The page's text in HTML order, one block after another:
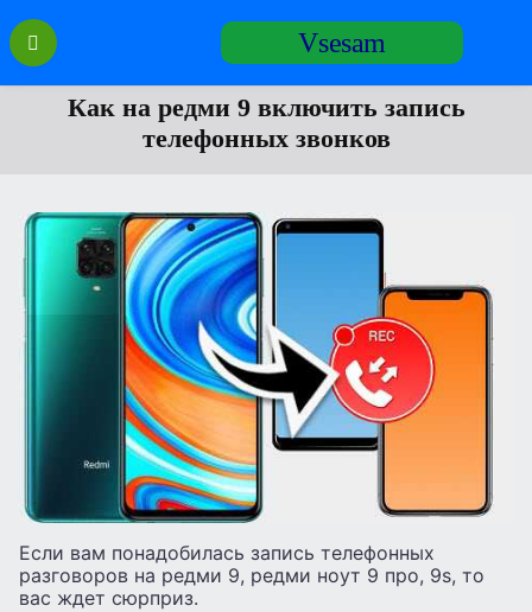
Перейти
содержанию
Vsesam
Как на редми 9 включить запись
телефонных звонков
Если вам понадобилась запись телефонных
разговоров на редми 9, редми ноут 9 про, 9s, то
вас ждет сюрприз.